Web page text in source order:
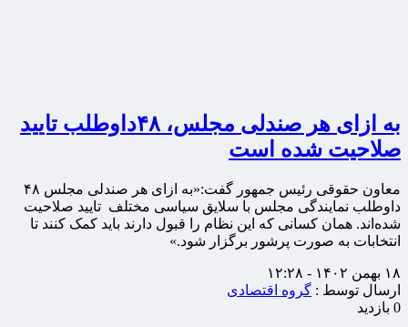
به ازای هر صندلی مجلس، ۴۸داوطلب تایید
صلاحیت شده است
معاون حقوقی رئیس جمهور گفت:«به ازای هر صندلی مجلس ۴۸
داوطلب نمایندگی مجلس با سلایق سیاسی مختلف تایید صلاحیت
شده‌اند. همان کسانی که این نظام را قبول دارند باید کمک کنند تا
انتخابات به صورت پرشور برگزار شود.»
۱۸ بهمن ۱۴۰۲ - ۱۲:۲۸
ارسال توسط : گروه اقتصادی
0 بازدید